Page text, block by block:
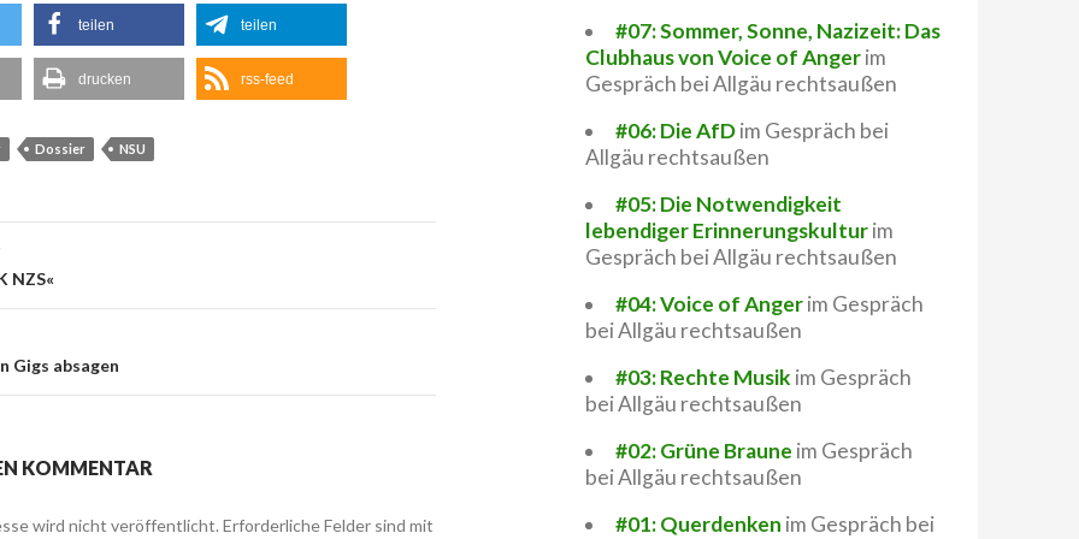
teilen teilen
drucken rss-feed
Dossier NSU
NZS«
Gigs absagen
KOMMENTAR
wird nicht veröffentlicht. Erforderliche Felder sind mit
#07: Sommer, Sonne, Nazizeit: Das
Clubhaus von Voice of Angerim
Gespräch bei Allgäu rechtsaußen
#06: Die AfDim Gespräch bei
Allgäu rechtsaußen
#05: Die Notwendigkeit
lebendiger Erinnerungskulturim
Gespräch bei Allgäu rechtsaußen
#04: Voice of Angerim Gespräch
bei Allgäu rechtsaußen
#03: Rechte Musik im Gespräch
bei Allgäu rechtsaußen
#02: Grüne Braune im Gespräch
bei Allgäu rechtsaußen
#01: Querdenken im Gespräch bei